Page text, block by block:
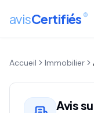
avisCertifiés ®
Accueil Immobilier
Avis